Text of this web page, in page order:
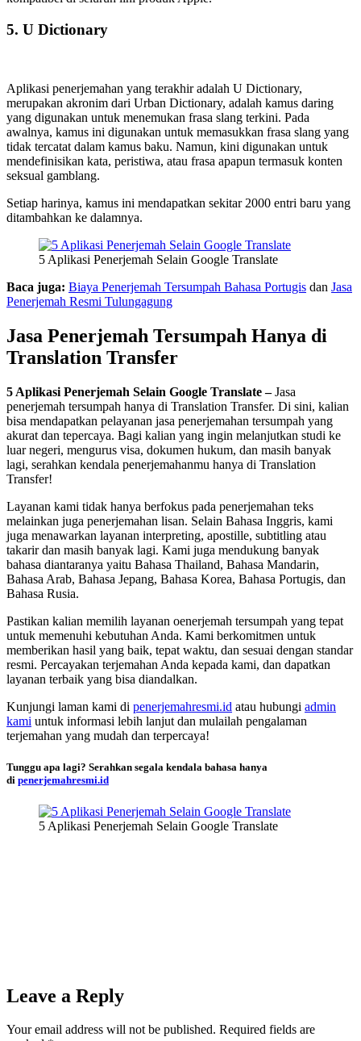
5. U Dictionary
Aplikasi penerjemahan yang terakhir adalah U Dictionary,
merupakan akronim dari Urban Dictionary, adalah kamus daring
yang digunakan untuk menemukan frasa slang terkini. Pada
awalnya, kamus ini digunakan untuk memasukkan frasa slang yang
tidak tercatat dalam kamus baku. Namun, kini digunakan untuk
mendefinisikan kata, peristiwa, atau frasa apapun termasuk konten
seksual gamblang.
Setiap harinya, kamus ini mendapatkan sekitar 2000 entri baru yang
ditambahkan ke dalamnya.
5 Aplikasi Penerjemah Selain Google Translate
Baca juga: Biaya Penerjemah Tersumpah Bahasa Portugis dan Jasa
Penerjemah Resmi Tulungagung
Jasa Penerjemah Tersumpah Hanya di
Translation Transfer
5 Aplikasi Penerjemah Selain Google Translate –Jasa
penerjemah tersumpah hanya di Translation Transfer. Di sini, kalian
bisa mendapatkan pelayanan jasa penerjemahan tersumpah yang
akurat dan tepercaya. Bagi kalian yang ingin melanjutkan studi ke
luar negeri, mengurus visa, dokumen hukum, dan masih banyak
lagi, serahkan kendala penerjemahanmu hanya di Translation
Transfer!
Layanan kami tidak hanya berfokus pada penerjemahan teks
melainkan juga penerjemahan lisan. Selain Bahasa Inggris, kami
juga menawarkan layanan interpreting, apostille, subtitling atau
takarir dan masih banyak lagi. Kami juga mendukung banyak
bahasa diantaranya yaitu Bahasa Thailand, Bahasa Mandarin,
Bahasa Arab, Bahasa Jepang, Bahasa Korea, Bahasa Portugis, dan
Bahasa Rusia.
Pastikan kalian memilih layanan oenerjemah tersumpah yang tepat
untuk memenuhi kebutuhan Anda. Kami berkomitmen untuk
memberikan hasil yang baik, tepat waktu, dan sesuai dengan standar
resmi. Percayakan terjemahan Anda kepada kami, dan dapatkan
layanan terbaik yang bisa diandalkan.
Kunjungi laman kami di penerjemahresmi.id atau hubungi admin
kami untuk informasi lebih lanjut dan mulailah pengalaman
terjemahan yang mudah dan terpercaya!
Tunggu apa lagi? Serahkan segala kendala bahasa hanya
di penerjemahresmi.id
5 Aplikasi Penerjemah Selain Google Translate
Leave a Reply
Your email address will not be published. Required fields are